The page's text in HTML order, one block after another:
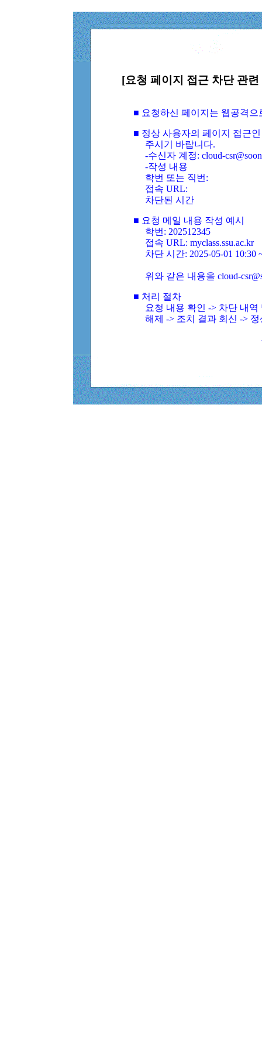
[요청 페이지 접근 차단 관
■ 요청하신 페이지는 웹공격
■ 정상 사용자의 페이지 접근
주시기 바랍니다.
-수신자 계정: cloud-
-작성 내용
학번 또는 직번:
접속 URL:
차단된 시간
■ 요청 메일 내용 작성 예시
학번: 202512345
접속 URL: myclass.ssu.ac.kr
차단 시간: 2025-05-01 10:30
위와 같은 내용을 cloud-
■ 처리 절차
요청 내용 확인 -> 차단 내
해제 -> 조치 결과 회신 ->